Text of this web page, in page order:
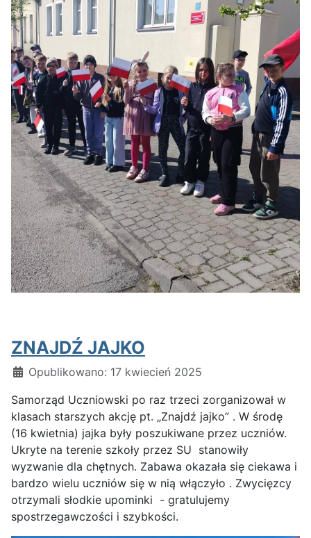
ZNAJDŹ JAJKO
Szczegóły
Opublikowano: 17 kwiecień 2025
Samorząd Uczniowski po raz trzeci zorganizował w
klasach starszych akcję pt. „Znajdź jajko” . W środę
(16 kwietnia) jajka były poszukiwane przez uczniów.
Ukryte na terenie szkoły przez SU stanowiły
wyzwanie dla chętnych. Zabawa okazała się ciekawa i
bardzo wielu uczniów się w nią włączyło . Zwycięzcy
otrzymali słodkie upominki - gratulujemy
spostrzegawczości i szybkości.